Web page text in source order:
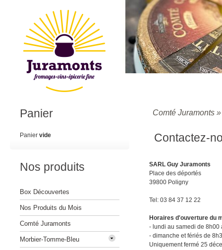
Comté Juramonts
Contactez-
SARL Guy Juramonts
Place des déportés
39800 Poligny
Tel: 03 84 37 12 22
Horaires d'ouverture du
- lundi au samedi de
- dimanche et fériés de
Uniquement fermé 25
Panier
Panier vide
Nos produits
Box Découvertes
Nos Produits du Mois
Comté Juramonts
Morbier-Tomme-Bleu